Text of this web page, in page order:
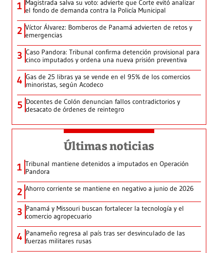
1 Magistrada salva su voto: advierte que Corte evitó analizar
el fondo de demanda contra la Policía Municipal
2 Víctor Álvarez: Bomberos de Panamá advierten de retos y
emergencias
3 Caso Pandora: Tribunal confirma detención provisional para
cinco imputados y ordena una nueva prisión preventiva
4 Gas de 25 libras ya se vende en el 95% de los comercios
minoristas, según Acodeco
5 Docentes de Colón denuncian fallos contradictorios y
desacato de órdenes de reintegro
Últimas noticias
1 Tribunal mantiene detenidos a imputados en Operación
Pandora
2 Ahorro corriente se mantiene en negativo a junio de 2026
3 Panamá y Missouri buscan fortalecer la tecnología y el
comercio agropecuario
4 Panameño regresa al país tras ser desvinculado de las
fuerzas militares rusas